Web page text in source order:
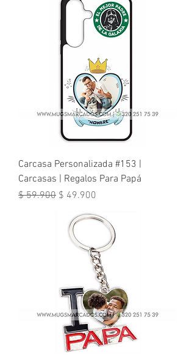
Carcasa Personalizada #153 |
Carcasas | Regalos Para Papá
Precio
$ 59.900 Precio de oferta
$ 49.900